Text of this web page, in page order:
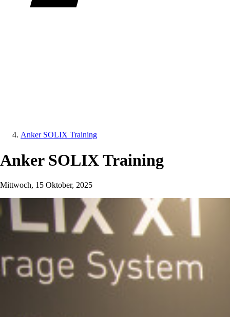
Anker SOLIX Training
Anker SOLIX Training
Mittwoch, 15 Oktober, 2025